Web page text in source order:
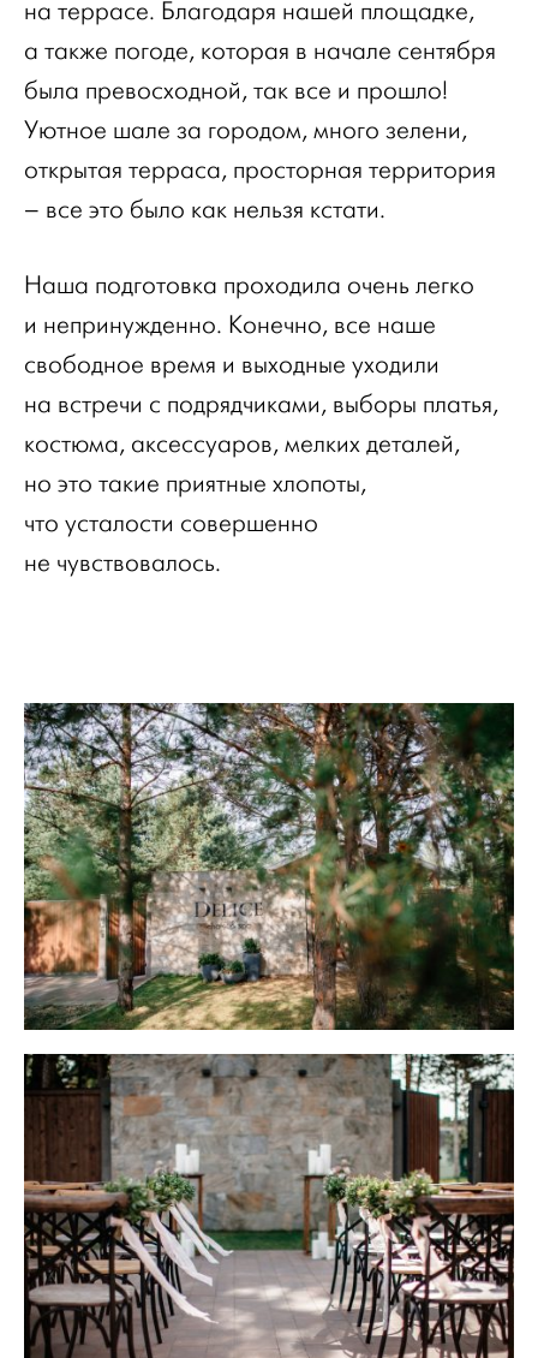
на террасе. Благодаря нашей площадке,
а также погоде, которая в начале сентября
была превосходной, так все и прошло!
Уютное шале за городом, много зелени,
открытая терраса, просторная территория
– все это было как нельзя кстати.
Наша подготовка проходила очень легко
и непринужденно. Конечно, все наше
свободное время и выходные уходили
на встречи с подрядчиками, выборы платья,
костюма, аксессуаров, мелких деталей,
но это такие приятные хлопоты,
что усталости совершенно
не чувствовалось.